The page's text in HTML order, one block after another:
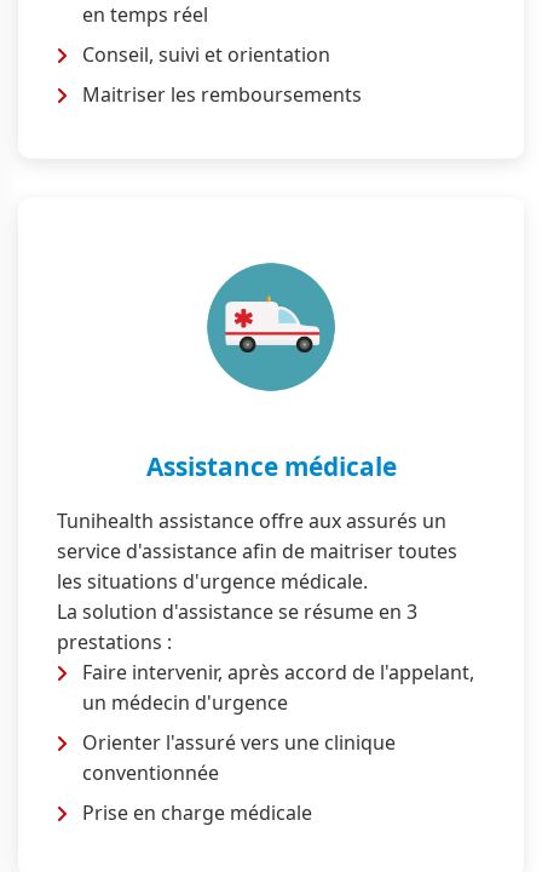
en temps réel
Conseil, suivi et orientation
Maitriser les remboursements
Assistance médicale
Tunihealth assistance offre aux assurés un
service d'assistance afin de maitriser toutes
les situations d'urgence médicale.
La solution d'assistance se résume en 3
prestations :
Faire intervenir, après accord de l'appelant,
un médecin d'urgence
Orienter l'assuré vers une clinique
conventionnée
Prise en charge médicale